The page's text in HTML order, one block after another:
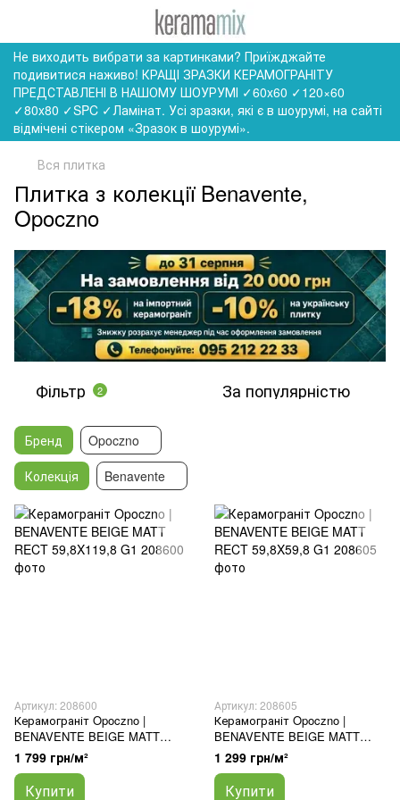
Не виходить вибрати за картинками? Приїжджайте
подивитися наживо! КРАЩІ ЗРАЗКИ КЕРАМОГРАНІТУ
ПРЕДСТАВЛЕНІ В НАШОМУ ШОУРУМІ ✓60x60 ✓120×60
✓80x80 ✓SPC ✓Ламінат. Усі зразки, які є в шоурумі, на сайті
відмічені стікером «Зразок в шоурумі».
Вся плитка
Плитка з колекції Benavente,
Opoczno
Фільтр 2 За популярністю
Бренд
Opoczno
Колекція
Benavente
Артикул: 208600
Керамограніт Opoczno |
BENAVENTE BEIGE MATT
RECT 59,8X119,8 G1
1 799 грн/м²
Купити
Артикул: 208605
Керамограніт Opoczno |
BENAVENTE BEIGE MATT
RECT 59,8X59,8 G1
1 299 грн/м²
Купити